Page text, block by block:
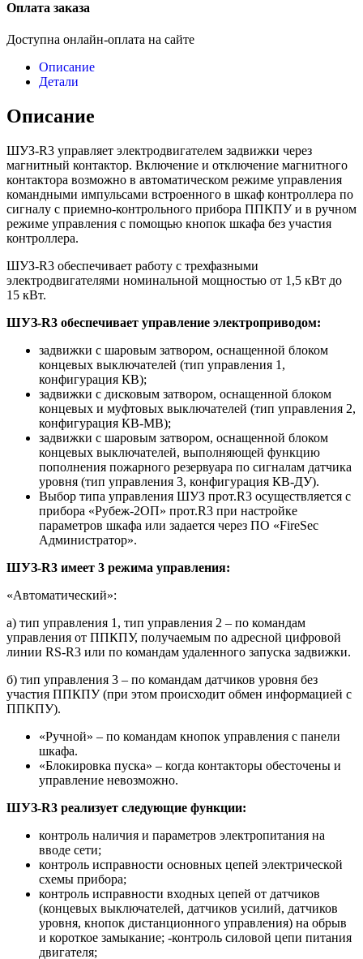
Оплата заказа
Доступна онлайн-оплата на сайте
Описание
Детали
Описание
ШУЗ-R3 управляет электродвигателем задвижки через
магнитный контактор. Включение и отключение магнитного
контактора возможно в автоматическом режиме управления
командными импульсами встроенного в шкаф контроллера по
сигналу с приемно-контрольного прибора ППКПУ и в ручном
режиме управления с помощью кнопок шкафа без участия
контроллера.
ШУЗ-R3 обеспечивает работу с трехфазными
электродвигателями номинальной мощностью от 1,5 кВт до
15 кВт.
ШУЗ-R3 обеспечивает управление электроприводом:
задвижки с шаровым затвором, оснащенной блоком
концевых выключателей (тип управления 1,
конфигурация КВ);
задвижки с дисковым затвором, оснащенной блоком
концевых и муфтовых выключателей (тип управления 2,
конфигурация КВ-МВ);
задвижки с шаровым затвором, оснащенной блоком
концевых выключателей, выполняющей функцию
пополнения пожарного резервуара по сигналам датчика
уровня (тип управления 3, конфигурация КВ-ДУ).
Выбор типа управления ШУЗ прот.R3 осуществляется с
прибора «Рубеж-2ОП» прот.R3 при настройке
параметров шкафа или задается через ПО «FireSec
Администратор».
ШУЗ-R3 имеет 3 режима управления:
«Автоматический»:
а) тип управления 1, тип управления 2 – по командам
управления от ППКПУ, получаемым по адресной цифровой
линии RS-R3 или по командам удаленного запуска задвижки.
б) тип управления 3 – по командам датчиков уровня без
участия ППКПУ (при этом происходит обмен информацией с
ППКПУ).
«Ручной» – по командам кнопок управления с панели
шкафа.
«Блокировка пуска» – когда контакторы обесточены и
управление невозможно.
ШУЗ-R3 реализует следующие функции:
контроль наличия и параметров электропитания на
вводе сети;
контроль исправности основных цепей электрической
схемы прибора;
контроль исправности входных цепей от датчиков
(концевых выключателей, датчиков усилий, датчиков
уровня, кнопок дистанционного управления) на обрыв
и короткое замыкание; -контроль силовой цепи питания
двигателя;